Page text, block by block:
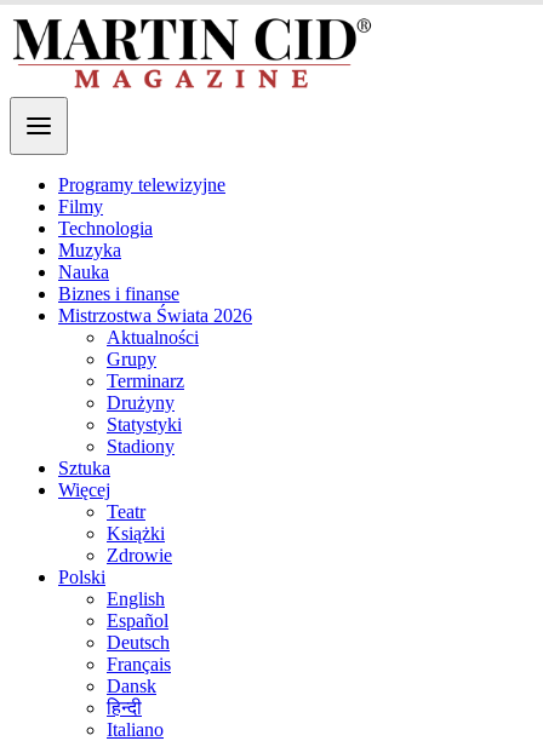
Programy telewizyjne
Filmy
Technologia
Muzyka
Nauka
Biznes i finanse
Mistrzostwa Świata 2026
Aktualności
Grupy
Terminarz
Drużyny
Statystyki
Stadiony
Sztuka
Więcej
Teatr
Książki
Zdrowie
Polski
English
Español
Deutsch
Français
Dansk
हिन्दी
Italiano